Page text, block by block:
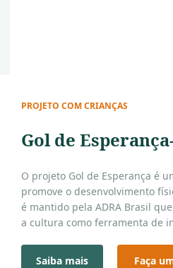
PROJETO COM CRIANÇAS
Gol de
O projeto Gol de Esperança é
promove o desenvolvimento
é mantido pela ADRA Brasil
a cultura como ferramenta de
Saiba mais
Faça